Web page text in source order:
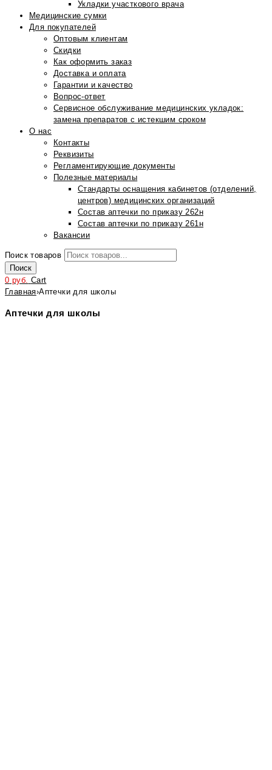
Укладки участкового врача
Медицинские сумки
Для покупателей
Оптовым клиентам
Скидки
Как оформить заказ
Доставка и оплата
Гарантии и качество
Вопрос-ответ
Сервисное обслуживание медицинских укладок:
замена препаратов с истекшим сроком
О нас
Контакты
Реквизиты
Регламентирующие документы
Полезные материалы
Стандарты оснащения кабинетов (отделений,
центров) медицинских организаций
Состав аптечки по приказу 262н
Состав аптечки по приказу 261н
Вакансии
Поиск товаров
Поиск
0 руб. Cart
Главная›Аптечки для школы
Аптечки для школы